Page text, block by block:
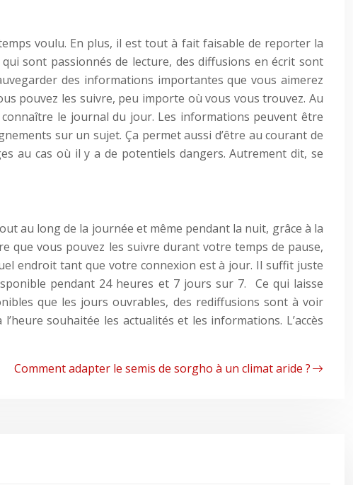
voulu. En plus, il est tout à fait faisable de reporter la
sont passionnés de lecture, des diffusions en écrit sont
des informations importantes que vous aimerez
pouvez les suivre, peu importe où vous vous trouvez. Au
le journal du jour. Les informations peuvent être
sur un sujet. Ça permet aussi d’être au courant de
au cas où il y a de potentiels dangers. Autrement dit, se
au long de la journée et même pendant la nuit, grâce à la
que vous pouvez les suivre durant votre temps de pause,
endroit tant que votre connexion est à jour. Il suffit juste
pendant 24 heures et 7 jours sur 7. Ce qui laisse
que les jours ouvrables, des rediffusions sont à voir
souhaitée les actualités et les informations. L’accès
Comment adapter le semis de sorgho à un climat aride ?